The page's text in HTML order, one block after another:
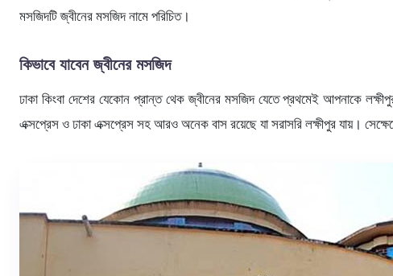
মসজিদটি জ্বীনের মসজিদ নামে পরিচিত।
কিভাবে যাবেন জ্বীনের মসজিদ
ঢাকা কিংবা দেশের যেকোন প্রান্ত থেক জ্বীনের মসজিদ যেতে প্রথমেই আপনাকে
এক্সপ্রেস ও ঢাকা এক্সপ্রেস সহ আরও অনেক বাস রয়েছে যা সরাসরি লক্ষীপুর যায়।